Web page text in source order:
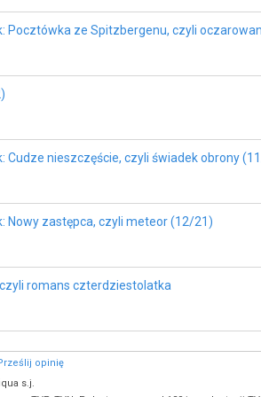
Pocztówka ze Spitzbergenu, czyli
Cudze nieszczęście, czyli świadek obrony
Nowy zastępca, czyli meteor (12/21)
romans czterdziestolatka
opinię
s.j.